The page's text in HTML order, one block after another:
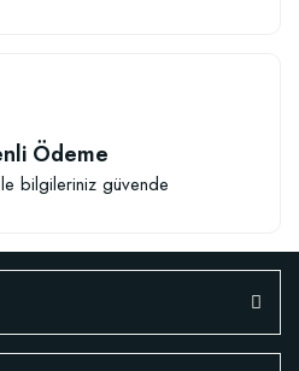
Ödeme
bilgileriniz güvende